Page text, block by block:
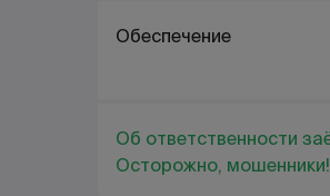
Обеспечение
Об ответственности
Осторожно, мошенники!